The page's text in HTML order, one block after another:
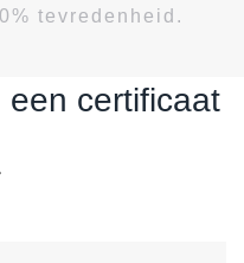
tevredenheid.
een certificaat